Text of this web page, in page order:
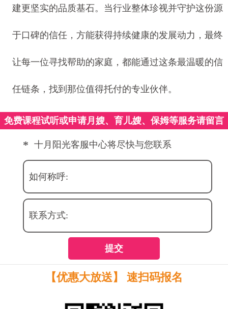
建更坚实的品质基石。当行业整体珍视并守护这份源
于口碑的信任，方能获得持续健康的发展动力，最终
让每一位寻找帮助的家庭，都能通过这条最温暖的信
任链条，找到那位值得托付的专业伙伴。
免费课程试听或申请月嫂、育儿嫂、保姆等服务请留言
* 十月阳光客服中心将尽快与您联系
如何称呼:
联系方式:
提交
【优惠大放送】 速扫码报名